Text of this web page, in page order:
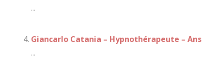
...
Giancarlo Catania – Hypnothérapeute – Ans
...